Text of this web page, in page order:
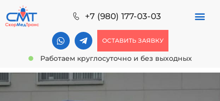
+7 (980) 177-03-03
ОСТАВИТЬ ЗАЯВКУ
Работаем круглосуточно и без выходных